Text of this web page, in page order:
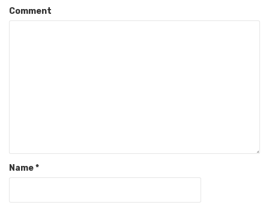
Comment
Name*